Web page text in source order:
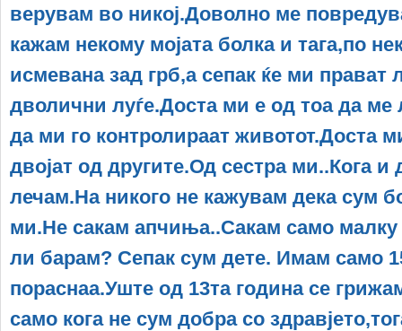
верувам во никој.Доволно ме
кажам некому мојата болка и тага,по
исмевана зад грб,а сепак ќе ми прават
дволични луѓе.Доста ми е од тоа да ме
да ми го контролираат животот.Доста
двојат од другите.Од сестра ми..Кога и
лечам.На никого не кажувам дека сум
ми.Не сакам апчиња..Сакам само малку
ли барам? Сепак сум дете. Имам само
пораснаа.Уште од 13та година се
само кога не сум добра со